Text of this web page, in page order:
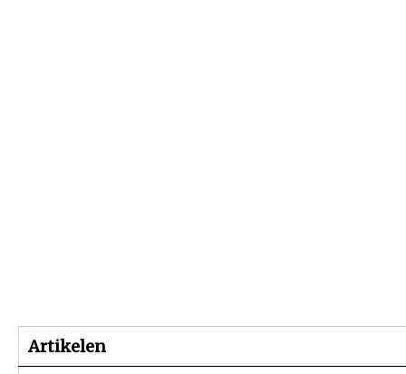
Artikelen